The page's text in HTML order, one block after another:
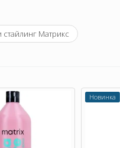
стайлинг Матрикс
Новинка